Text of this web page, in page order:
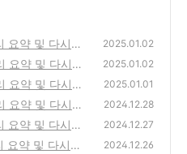
요약 및 다시보
2025.01.02
요약 및 다시보
2025.01.02
요약 및 다시보
2025.01.01
요약 및 다시보
2024.12.28
요약 및 다시보
2024.12.27
요약 및 다시보
2024.12.26